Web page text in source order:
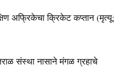
अफ्रिकेचा क्रिकेट कप्तान (मृत्यू:
संस्था नासाने मंगळ ग्रहाचे